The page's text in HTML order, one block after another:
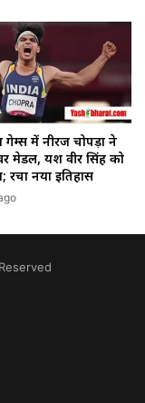
में नीरज चोपड़ा ने
मेडल, यश वीर सिंह को
रचा नया इतिहास